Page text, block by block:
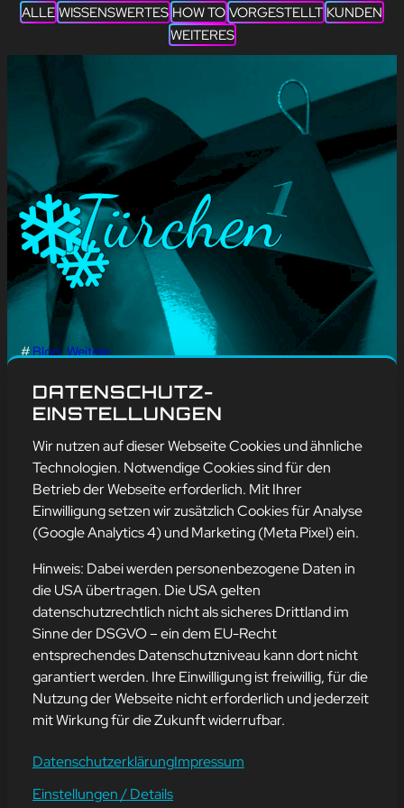
ALLE WISSENSWERTES HOW TO VORGESTELLT KUNDEN
WEITERES
#Blog, Weitere
WEIHNACHTEN
mehr erfahren
Adresse
mission-webstyle oHG
Bürgermeister-Regitz-Straße 40
66539 Neunkirchen
E-Mail:kontakt@mission-webstyle.de
Navigation
Webseitenerstellung
Webseite mieten
Webseiten Betreuung
Über Uns
Kontakt
Leistungen
DATENSCHUTZ-
EINSTELLUNGEN
Wir nutzen auf dieser Webseite Cookies und ähnliche
Technologien. Notwendige Cookies sind für den
Betrieb der Webseite erforderlich. Mit Ihrer
Einwilligung setzen wir zusätzlich Cookies für Analyse
(Google Analytics 4) und Marketing (Meta Pixel) ein.
Hinweis: Dabei werden personenbezogene Daten in
die USA übertragen. Die USA gelten
datenschutzrechtlich nicht als sicheres Drittland im
Sinne der DSGVO – ein dem EU-Recht
entsprechendes Datenschutzniveau kann dort nicht
garantiert werden. Ihre Einwilligung ist freiwillig, für die
Nutzung der Webseite nicht erforderlich und jederzeit
mit Wirkung für die Zukunft widerrufbar.
DatenschutzerklärungImpressum
Einstellungen / Details